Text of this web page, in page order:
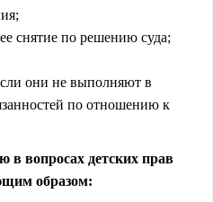
снятие по решению суда;
они не выполняют в
по отношению к
вопросах детских прав
образом: